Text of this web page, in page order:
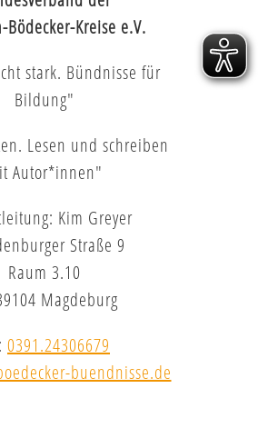
Bödecker-Kreise e.V.
stark. Bündnisse für
Bildung"
Lesen und schreiben
Autor*innen"
Kim Greyer
Straße 9
Raum 3.10
Magdeburg
0391.24306679
buendnisse.de